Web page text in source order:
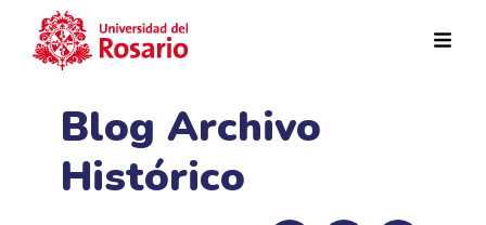
Blog Archivo
Histórico